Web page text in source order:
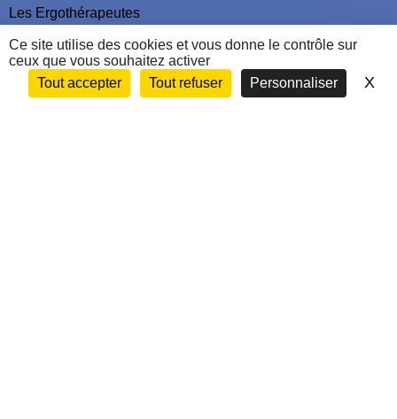
Ce site utilise des cookies et vous donne le contrôle sur
ceux que vous souhaitez activer
Tout accepter
Tout refuser Personnaliser X
Les Ergothérapeutes
Nous contacter